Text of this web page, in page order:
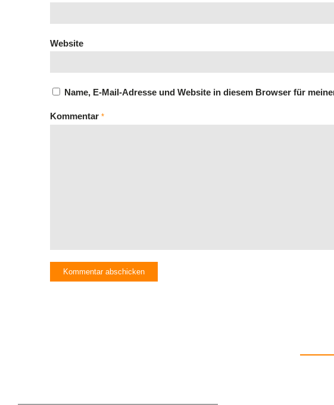
Website
Name, E-Mail-Adresse und Website in diesem Browser für
Kommentar *